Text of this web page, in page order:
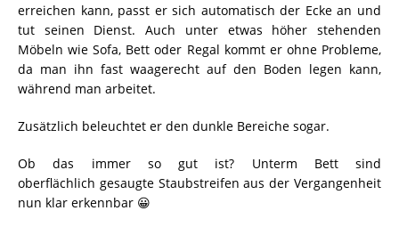
erreichen kann, passt er sich automatisch der Ecke an und
tut seinen Dienst. Auch unter etwas höher stehenden
Möbeln wie Sofa, Bett oder Regal kommt er ohne Probleme,
da man ihn fast waagerecht auf den Boden legen kann,
während man arbeitet.
Zusätzlich beleuchtet er den dunkle Bereiche sogar.
Ob das immer so gut ist? Unterm Bett sind
oberflächlich gesaugte Staubstreifen aus der Vergangenheit
nun klar erkennbar 😀